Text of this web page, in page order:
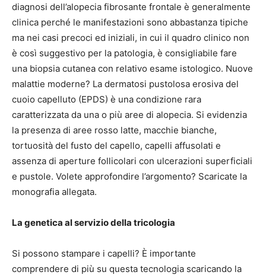
diagnosi dell’alopecia fibrosante frontale è generalmente
clinica perché le manifestazioni sono abbastanza tipiche
ma nei casi precoci ed iniziali, in cui il quadro clinico non
è così suggestivo per la patologia, è consigliabile fare
una biopsia cutanea con relativo esame istologico. Nuove
malattie moderne? La dermatosi pustolosa erosiva del
cuoio capelluto (EPDS) è una condizione rara
caratterizzata da una o più aree di alopecia. Si evidenzia
la presenza di aree rosso latte, macchie bianche,
tortuosità del fusto del capello, capelli affusolati e
assenza di aperture follicolari con ulcerazioni superficiali
e pustole. Volete approfondire l’argomento? Scaricate la
monografia allegata.
La genetica al servizio della tricologia
Si possono stampare i capelli? È importante
comprendere di più su questa tecnologia scaricando la